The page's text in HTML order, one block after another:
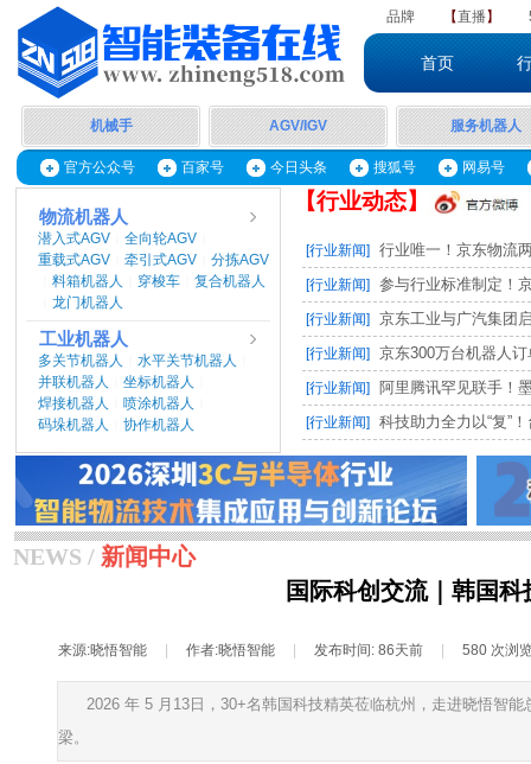
品牌 【直播】
首页
机械手 服务机器人
AGV/IGV
官方公众号 百家号 今日头条 搜狐号 网易号
【行业动态】
物流机器人
潜入式AGV 全向轮AGV
重载式AGV 牵引式AGV 分拣AGV
料箱机器人 穿梭车 复合机器人
龙门机器人
工业机器人
多关节机器人 水平关节机器人
并联机器人 坐标机器人
焊接机器人 喷涂机器人
码垛机器人 协作机器人
[行业新闻] 行业唯一！京东物流
[行业新闻] 参与行业标准制定！
[行业新闻] 京东工业与广汽集团
[行业新闻] 京东300万台机器人
[行业新闻] 阿里腾讯罕见联手！
[行业新闻] 科技助力全力以“复”
NEWS / 新闻中心
国际科创交流｜韩国
来源:晓悟智能 作者:晓悟智能 发布时间: 86天前 580 次浏
2026 年 5 月13日，30+名韩国科技精英莅临杭州，走进晓悟智
梁。